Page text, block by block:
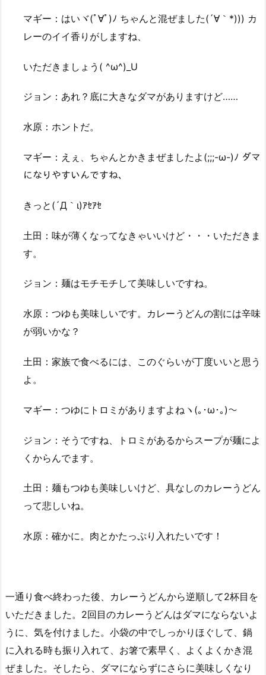
マギー：はいヾ(ﾟ∀ﾟ)ﾉ ちゃんと混ぜました(´∀｀*))) カ
レーのイイ香りがしますね、
いただきましょう( ^ω^)_U
ジョン：あれ？底に大きなダマがありますけど……
水原：ホントだ。
マギー：えぇ、ちゃんとかきまぜましたよ(;;;-ω-)ﾉ ダマ
になりやすいんですね、
きっと(´Д｀ι)ｱｾｱｾ
土田：味が薄くなってなきゃいいけど・・・いただきま
す。
ジョン：麺はモチモチして美味しいですね。
水原：つゆも美味しいです。カレーうどんの割には辛味
が弱いかな？
土田：家族で食べるには、このぐらいが丁度いいと思う
よ。
マギー：つゆにトロミがありますよねヽ(｡･ω･｡)～
ジョン：そうですね、トロミがあるからスープが麺によ
くからんでます。
土田：麺もつゆも美味しいけど、具なしのカレーうどん
って悲しいね。
水原：確かに。肉とかたっぷり入れたいです！
一通り食べ終わった後、カレーうどんから逆順して2杯目を
いただきました。2回目のカレーうどんはダマにならないよ
うに、気を付けました。小袋の中でしっかりほぐして、鍋
に入れる時も振り入れて、お箸で素早く、よくよくかき混
ぜました。そしたら、ダマにならずにさらに美味しくなり